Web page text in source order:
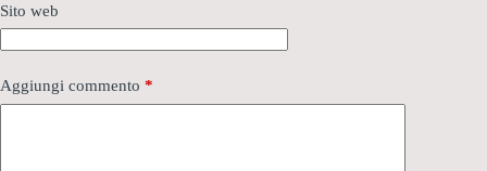
Sito web
Aggiungi commento *